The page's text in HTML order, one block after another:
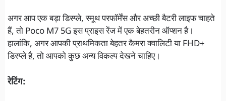
अगर आप एक बड़ा डिस्प्ले, स्मूथ परफॉर्मेंस और अच्छी बैटरी लाइफ चाहते
हैं, तो Poco M7 5G इस प्राइस रेंज में एक बेहतरीन ऑप्शन है।
हालांकि, अगर आपकी प्राथमिकता बेहतर कैमरा क्वालिटी या FHD+
डिस्प्ले है, तो आपको कुछ अन्य विकल्प देखने चाहिए।
रेटिंग: